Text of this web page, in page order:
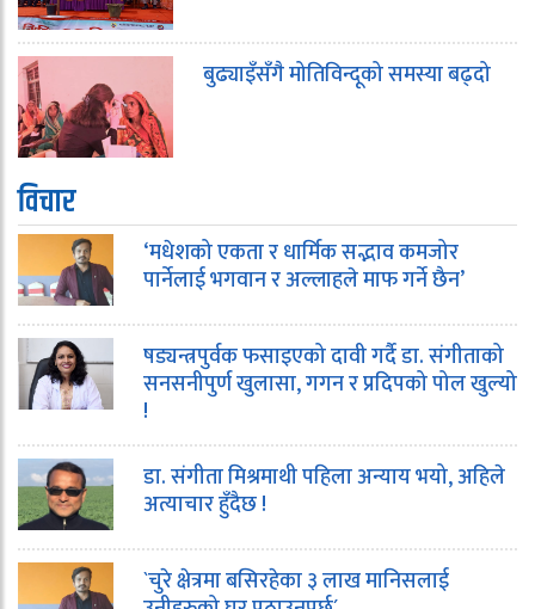
बुढ्याइँसँगै मोतिविन्दूको समस्या बढ्दो
विचार
‘मधेशको एकता र धार्मिक सद्भाव कमजोर
पार्नेलाई भगवान र अल्लाहले माफ गर्ने छैन’
षड्यन्त्रपुर्वक फसाइएको दावी गर्दै डा. संगीताको
सनसनीपुर्ण खुलासा, गगन र प्रदिपको पोल खुल्यो
!
डा. संगीता मिश्रमाथी पहिला अन्याय भयो, अहिले
अत्याचार हुँदैछ !
`चुरे क्षेत्रमा बसिरहेका ३ लाख मानिसलाई